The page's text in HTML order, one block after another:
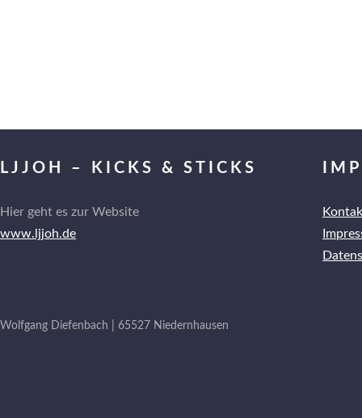
LJJOH – KICKS & STICKS
Hier geht es zur Website
www.ljjoh.de
Wolfgang Diefenbach | 65527 Niedernhausen